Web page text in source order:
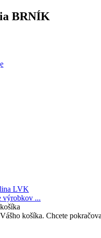
BRNÍK
LVK
výrobkov ...
košíka. Chcete